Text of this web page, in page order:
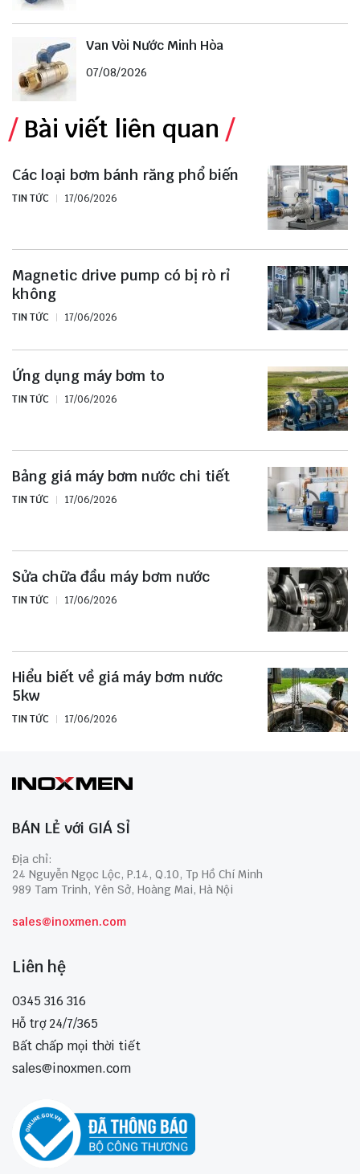
Van Vòi Nước Minh Hòa
07/08/2026
Bài viết liên quan
Các loại bơm bánh răng phổ biến
TIN TỨC 17/06/2026
Magnetic drive pump có bị rò rỉ
không
TIN TỨC 17/06/2026
Ứng dụng máy bơm to
TIN TỨC 17/06/2026
Bảng giá máy bơm nước chi tiết
TIN TỨC 17/06/2026
Sửa chữa đầu máy bơm nước
TIN TỨC 17/06/2026
Hiểu biết về giá máy bơm nước
5kw
TIN TỨC 17/06/2026
BÁN LẺ với GIÁ SỈ
Địa chỉ:
24 Nguyễn Ngọc Lộc, P.14, Q.10, Tp Hồ Chí Minh
989 Tam Trinh, Yên Sở, Hoàng Mai, Hà Nội
sales@inoxmen.com
Liên hệ
0345 316 316
Hỗ trợ 24/7/365
Bất chấp mọi thời tiết
sales@inoxmen.com